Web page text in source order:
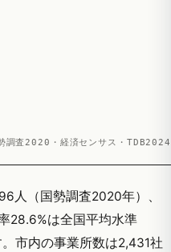
調査2020・経済センサス・TDB2024
人（国勢調査2020年）、
28.6%は全国平均水準
市内の事業所数は2,431社